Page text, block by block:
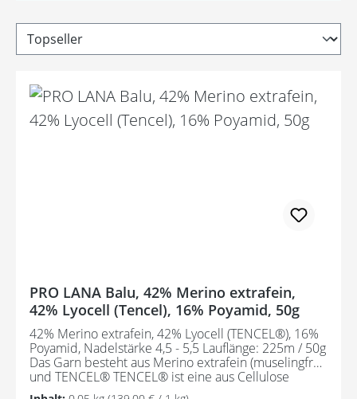
PRO LANA Balu, 42% Merino extrafein,
42% Lyocell (Tencel), 16% Poyamid, 50g
42% Merino extrafein, 42% Lyocell (TENCEL®), 16%
Poyamid, Nadelstärke 4,5 - 5,5 Lauflänge: 225m / 50g
Das Garn besteht aus Merino extrafein (muselingfrei)
und TENCEL® TENCEL® ist eine aus Cellulose
bestehende Textilfaser. Der Rohstoff wird aus